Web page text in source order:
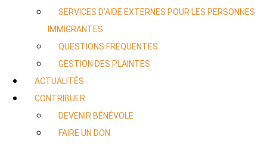
SERVICES D’AIDE EXTERNES POUR LES PERSONNES
IMMIGRANTES
QUESTIONS FRÉQUENTES
GESTION DES PLAINTES
ACTUALITÉS
CONTRIBUER
DEVENIR BÉNÉVOLE
FAIRE UN DON